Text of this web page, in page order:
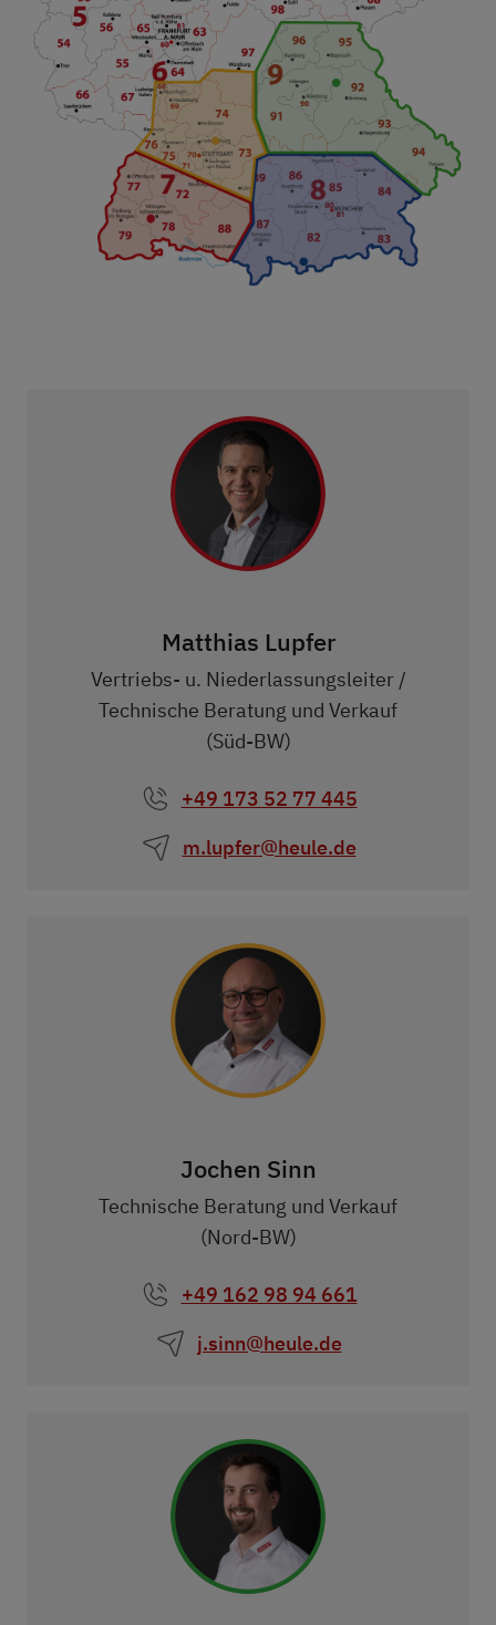
Matthias Lupfer
Vertriebs- u. Niederlassungsleiter /
Technische Beratung und Verkauf
(Süd-BW)
+49 173 52 77 445
m.lupfer@heule.de
Jochen Sinn
Technische Beratung und Verkauf
(Nord-BW)
+49 162 98 94 661
j.sinn@heule.de